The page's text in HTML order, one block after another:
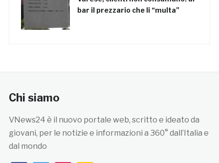
bar il prezzario che li “multa”
Chi siamo
VNews24 è il nuovo portale web, scritto e ideato da
giovani, per le notizie e informazioni a 360° dall’Italia e
dal mondo